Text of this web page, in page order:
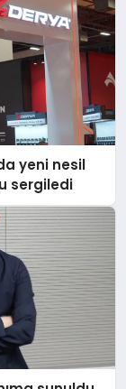
yeni nesil
sergiledi